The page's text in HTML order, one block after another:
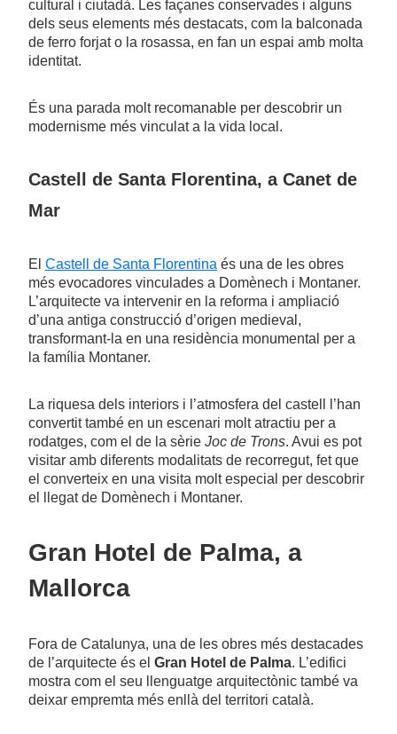
cultural i ciutadà. Les façanes conservades i alguns
dels seus elements més destacats, com la balconada
de ferro forjat o la rosassa, en fan un espai amb molta
identitat.
És una parada molt recomanable per descobrir un
modernisme més vinculat a la vida local.
Castell de Santa Florentina, a Canet de
Mar
El Castell de Santa Florentina és una de les obres
més evocadores vinculades a Domènech i Montaner.
L’arquitecte va intervenir en la reforma i ampliació
d’una antiga construcció d’origen medieval,
transformant-la en una residència monumental per a
la família Montaner.
La riquesa dels interiors i l’atmosfera del castell l’han
convertit també en un escenari molt atractiu per a
rodatges, com el de la sèrie Joc de Trons. Avui es pot
visitar amb diferents modalitats de recorregut, fet que
el converteix en una visita molt especial per descobrir
el llegat de Domènech i Montaner.
Gran Hotel de Palma, a
Mallorca
Fora de Catalunya, una de les obres més destacades
de l’arquitecte és el Gran Hotel de Palma. L’edifici
mostra com el seu llenguatge arquitectònic també va
deixar empremta més enllà del territori català.